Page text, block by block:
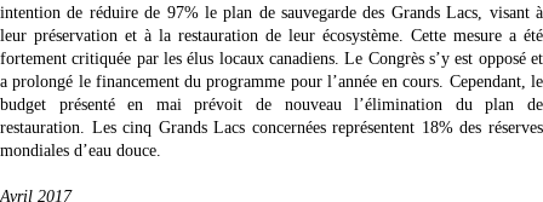
intention de réduire de 97% le plan de sauvegarde des Grands Lacs, visant à
leur préservation et à la restauration de leur écosystème. Cette mesure a été
fortement critiquée par les élus locaux canadiens. Le Congrès s’y est opposé et
a prolongé le financement du programme pour l’année en cours. Cependant, le
budget présenté en mai prévoit de nouveau l’élimination du plan de
restauration. Les cinq Grands Lacs concernées représentent 18% des réserves
mondiales d’eau douce.
Avril 2017